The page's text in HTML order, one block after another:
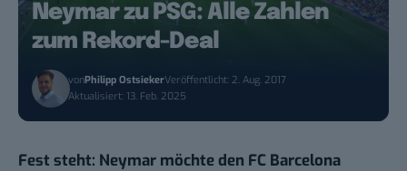
Neymar zu PSG: Alle Zahlen
zum Rekord-Deal
vonPhilipp OstsiekerVeröffentlicht: 2. Aug. 2017
Aktualisiert: 13. Feb. 2025
Fest steht: Neymar möchte den FC Barcelona